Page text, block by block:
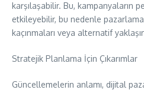
karşılaşabilir. Bu, kampanyaların
etkileyebilir, bu nedenle
kaçınmaları veya alternatif
Stratejik Planlama İçin Çıkarımlar
Güncellemelerin anlamı, dijital